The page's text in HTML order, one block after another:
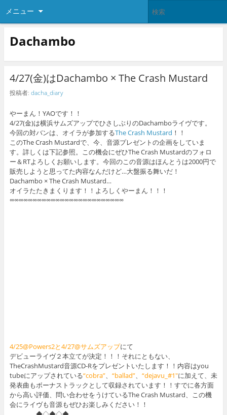
メニュー
Dachambo
4/27(金)はDachambo × The Crash Mustard
投稿者: dacha_diary
やーまん！YAOです！！
4/27(金)は横浜サムズアップでひさしぶりのDachamboライヴです。
今回の対バンは、オイラが参加するThe Crash Mustard ！！
このThe Crash Mustardで、今、音源プレゼントの企画をしていま
す。詳しくは下記参照。この機会にぜひThe Crash Mustardのフォロ
ー＆RTよろしくお願いします。今回のこの音源はほんとうは2000円で
販売しようと思ってた内容なんだけど…大盤振る舞いだ！
Dachambo × The Crash Mustard…
オイラたたきまくります！！よろしくやーまん！！！
∞∞∞∞∞∞∞∞∞∞∞∞∞∞∞∞∞∞∞∞∞∞∞∞∞
4/25@Powers2と4/27@サムズアップにて
デビューライヴ２本立てが決定！！！それにともない、
TheCrashMustard音源CD-Rをプレゼントいたします！！内容はyou
tubeにアップされている“cobra”、 “ballad”、 “dejavu_#1″に加えて、未
発表曲もボーナストラックとして収録されています！！すでに各方面
から高い評価、問い合わせをうけているThe Crash Mustard、この機
会にライヴも音源もぜひお楽しみください！！